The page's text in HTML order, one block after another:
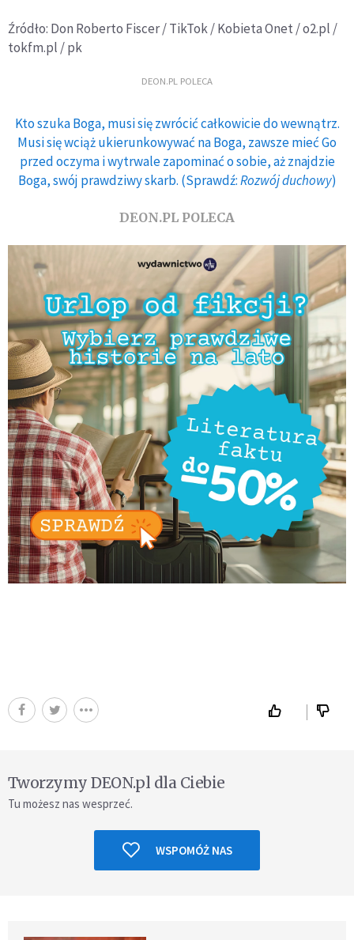
Źródło: Don Roberto Fiscer / TikTok / Kobieta Onet / o2.pl /
tokfm.pl / pk
DEON.PL POLECA
Kto szuka Boga, musi się zwrócić całkowicie do wewnątrz.
Musi się wciąż ukierunkowywać na Boga, zawsze mieć Go
przed oczyma i wytrwale zapominać o sobie, aż znajdzie
Boga, swój prawdziwy skarb. (Sprawdź:Rozwój duchowy)
DEON.PL POLECA
Tworzymy DEON.pl dla Ciebie
Tu możesz nas wesprzeć.
WSPOMÓŻ NAS